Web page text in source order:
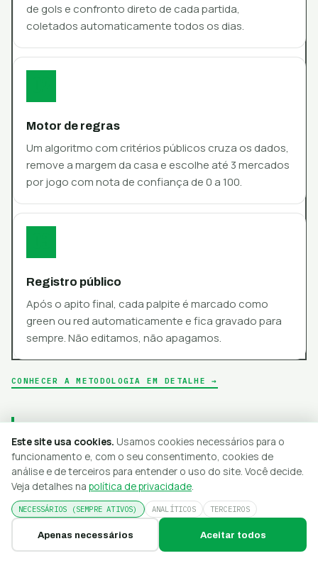
de gols e confronto direto de cada partida,
coletados automaticamente todos os dias.
Motor de regras
Um algoritmo com critérios públicos cruza os dados,
remove a margem da casa e escolhe até 3 mercados
por jogo com nota de confiança de 0 a 100.
Registro público
Após o apito final, cada palpite é marcado como
green ou red automaticamente e fica gravado para
sempre. Não editamos, não apagamos.
CONHECER A METODOLOGIA EM DETALHE →
Resultado final (1X2)
O mercado clássico: vitória do mandante, empate ou
probabilidade real supera a implícita na odd.
HOJE AMANHÃ RESULTADOS
Este site usa cookies. Usamos cookies necessários para o
funcionamento e, com o seu consentimento, cookies de
análise e de terceiros para entender o uso do site. Você decide.
Veja detalhes na política de privacidade.
NECESSÁRIOS (SEMPRE ATIVOS) ANALÍTICOS TERCEIROS
Apenas necessários Aceitar todos